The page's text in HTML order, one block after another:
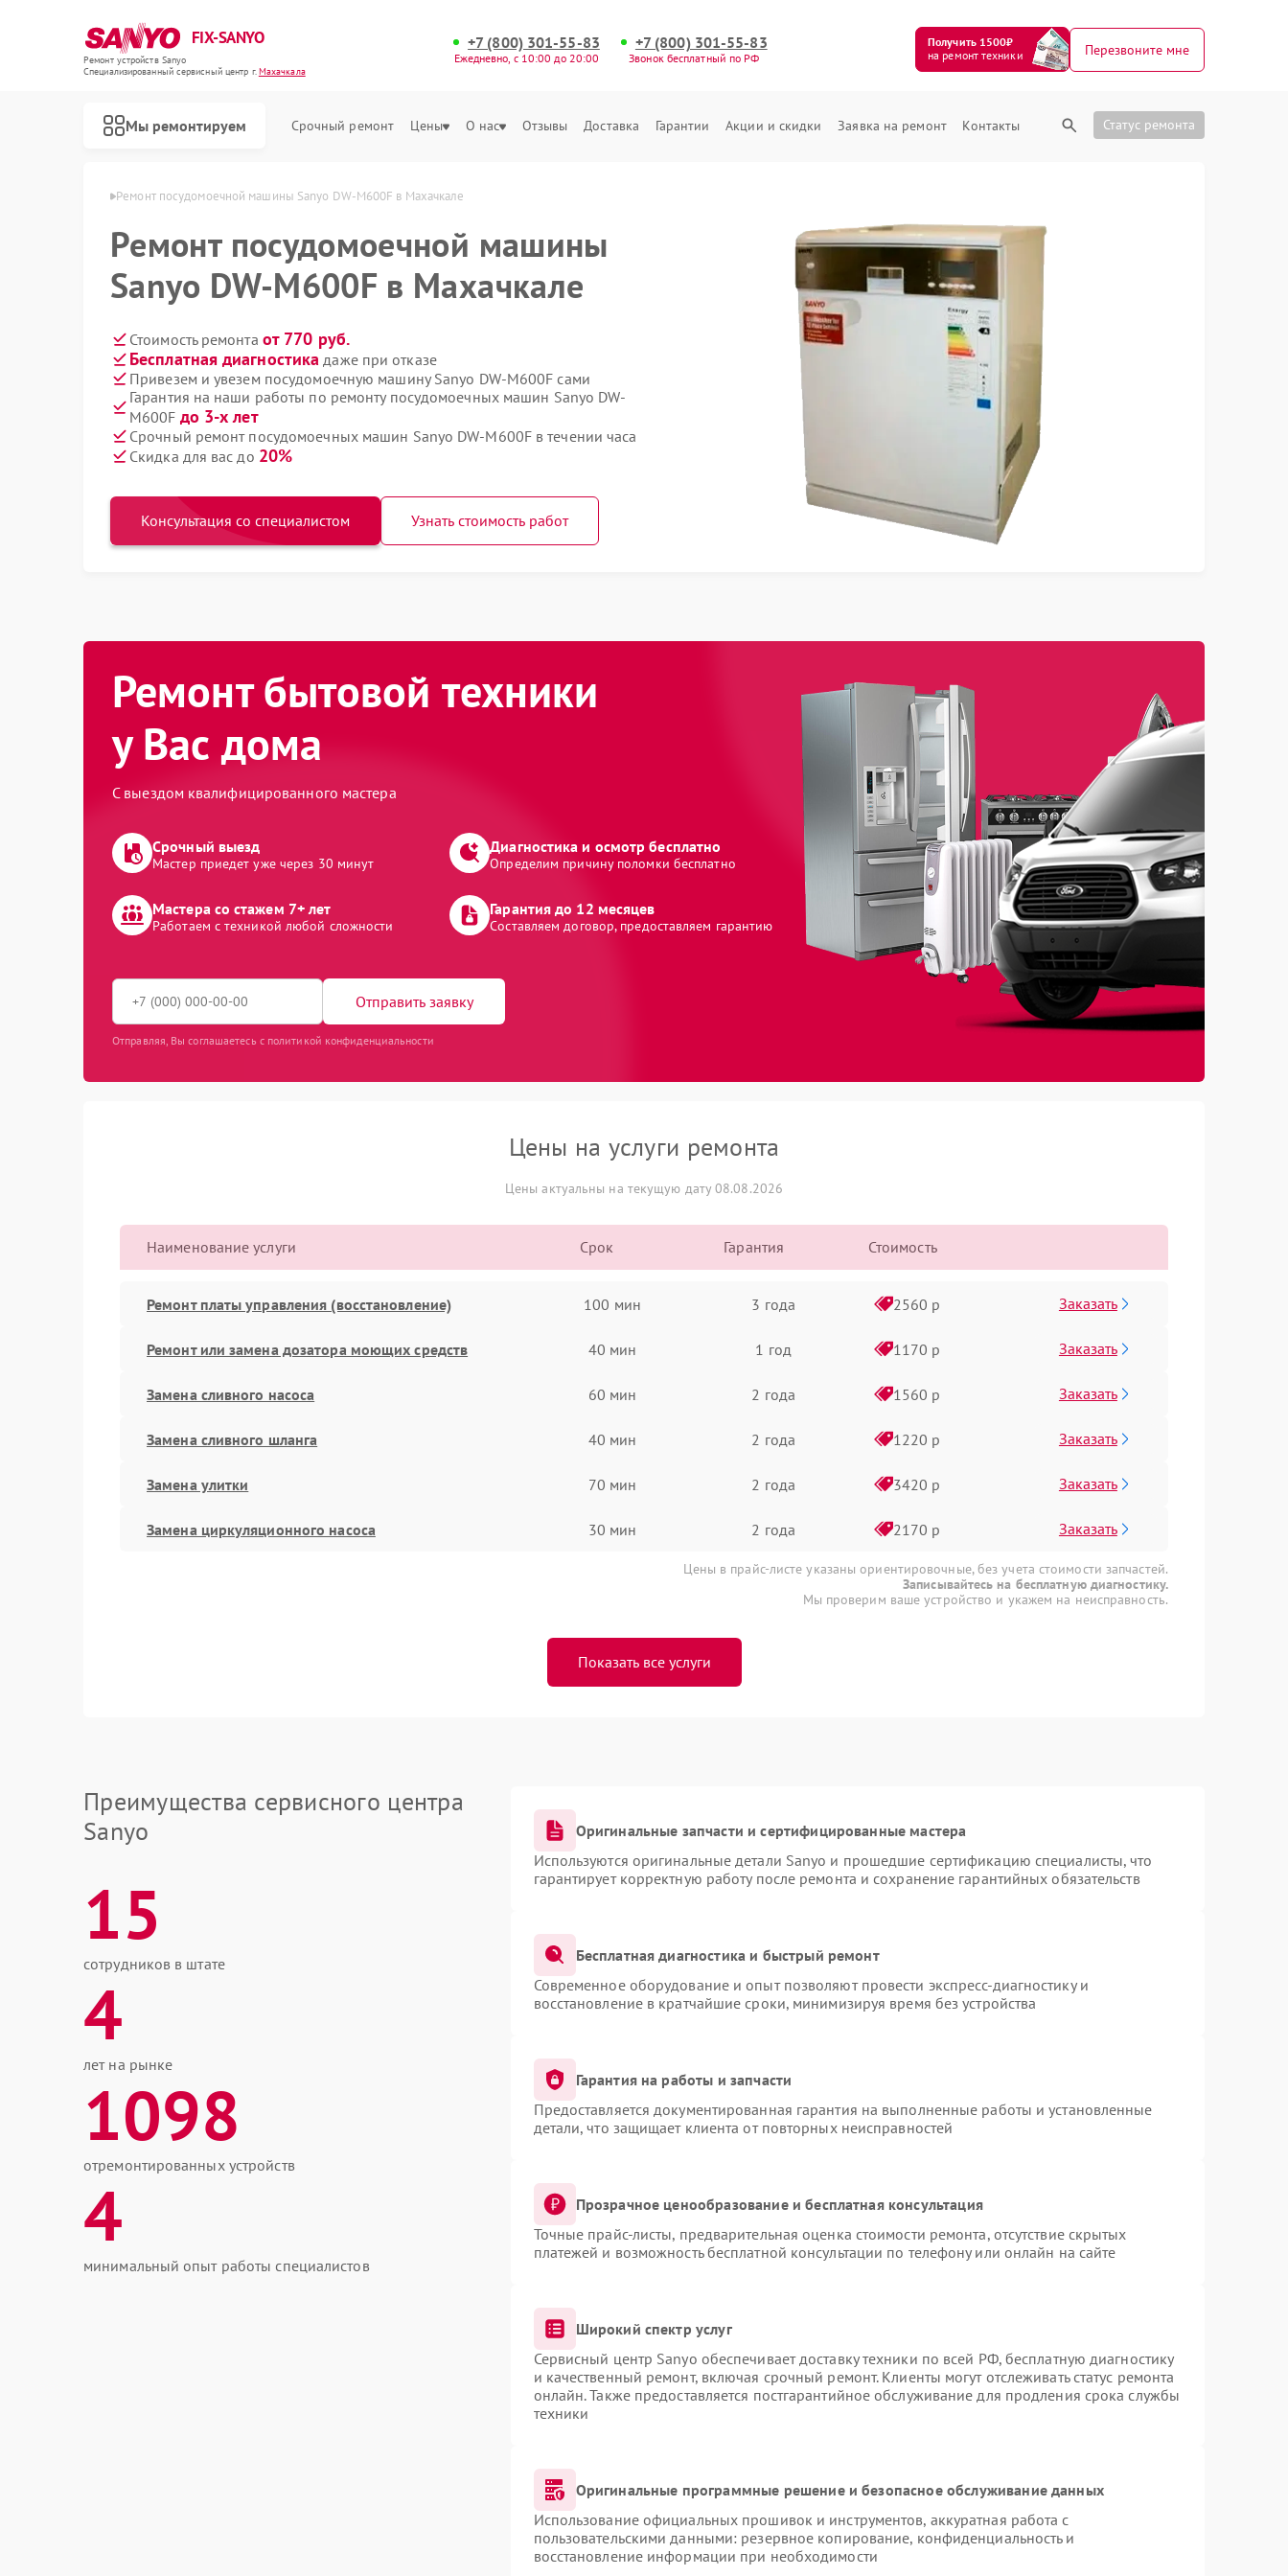
FIX-SANYO
Ремонт устройств Sanyo
Специализированный cервисный центр г.Махачкала
+7 (800) 301-55-83
Ежедневно, с 10:00 до 20:00
+7 (800) 301-55-83
Звонок бесплатный по РФ
Получить 1500₽
на ремонт техники
Перезвоните мне
Мы ремонтируем Срочный ремонт Цены О нас Отзывы Доставка Гарантии Акции и скидки Заявка на ремонт Контакты Статус ремонта
в Махачкале Ремонт посудомоечной машины Sanyo DW-M600F в Махачкале
Ремонт посудомоечной машины
Sanyo DW-M600F в Махачкале
Стоимость ремонта от 770 руб.
Бесплатная диагностика даже при отказе
Привезем и увезем посудомоечную машину Sanyo DW-M600F сами
Гарантия на наши работы по ремонту посудомоечных машин Sanyo DW-
M600F до 3-х лет
Срочный ремонт посудомоечных машин Sanyo DW-M600F в течении часа
Скидка для вас до 20%
Консультация со специалистом Узнать стоимость работ
Ремонт бытовой техники
у Вас дома
С выездом квалифицированного мастера
Срочный выезд
Мастер приедет уже через 30 минут
Диагностика и осмотр бесплатно
Определим причину поломки бесплатно
Мастера со стажем 7+ лет
Работаем с техникой любой сложности
Гарантия до 12 месяцев
Составляем договор, предоставляем гарантию
Отправить заявку
Отправляя, Вы соглашаетесь с политикой конфиденциальности
Цены на услуги ремонта
Цены актуальны на текущую дату 08.08.2026
Наименование услуги Срок Гарантия Стоимость
Ремонт платы управления (восстановление) 100 мин 3 года 2560 р Заказать
Ремонт или замена дозатора моющих средств 40 мин 1 год 1170 р Заказать
Замена сливного насоса 60 мин 2 года 1560 р Заказать
Замена сливного шланга 40 мин 2 года 1220 р Заказать
Замена улитки 70 мин 2 года 3420 р Заказать
Замена циркуляционного насоса 30 мин 2 года 2170 р Заказать
Цены в прайс-листе указаны ориентировочные, без учета стоимости запчастей.
Записывайтесь на бесплатную диагностику.
Мы проверим ваше устройство и укажем на неисправность.
Показать все услуги
Преимущества сервисного центра
Sanyo
15
сотрудников в штате
4
лет на рынке
1098
отремонтированных устройств
4
минимальный опыт работы специалистов
Оригинальные запчасти и сертифицированные мастера
Используются оригинальные детали Sanyo и прошедшие сертификацию специалисты, что
гарантирует корректную работу после ремонта и сохранение гарантийных обязательств
Бесплатная диагностика и быстрый ремонт
Современное оборудование и опыт позволяют провести экспресс-диагностику и
восстановление в кратчайшие сроки, минимизируя время без устройства
Гарантия на работы и запчасти
Предоставляется документированная гарантия на выполненные работы и установленные
детали, что защищает клиента от повторных неисправностей
Прозрачное ценообразование и бесплатная консультация
Точные прайс-листы, предварительная оценка стоимости ремонта, отсутствие скрытых
платежей и возможность бесплатной консультации по телефону или онлайн на сайте
Широкий спектр услуг
Сервисный центр Sanyo обеспечивает доставку техники по всей РФ, бесплатную диагностику
и качественный ремонт, включая срочный ремонт. Клиенты могут отслеживать статус ремонта
онлайн. Также предоставляется постгарантийное обслуживание для продления срока службы
техники
Оригинальные программные решение и безопасное обслуживание данных
Использование официальных прошивок и инструментов, аккуратная работа с
пользовательскими данными: резервное копирование, конфиденциальность и
восстановление информации при необходимости